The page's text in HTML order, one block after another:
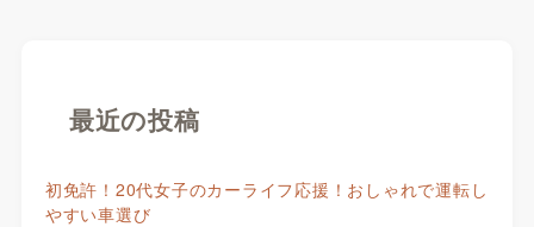
最近の投稿
初免許！20代女子のカーライフ応援！おしゃれで運転し
やすい車選び